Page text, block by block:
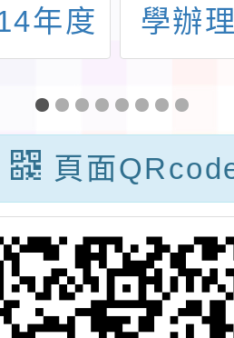
年度
產業
競人才
宣傳海
學辦
防災
覽一
頁面